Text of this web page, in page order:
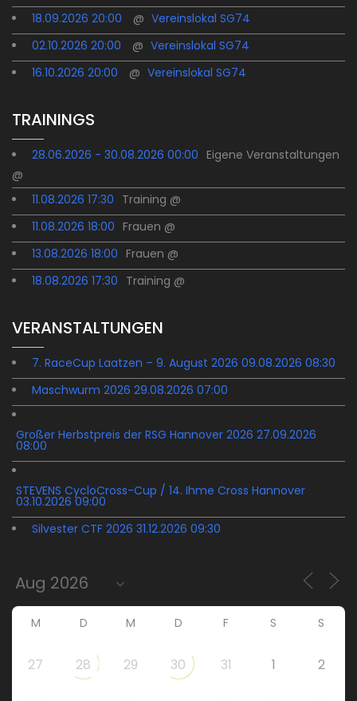
18.09.2026 20:00
@ Vereinslokal SG74
02.10.2026 20:00
@ Vereinslokal SG74
16.10.2026 20:00
@ Vereinslokal SG74
TRAININGS
28.06.2026 - 30.08.2026 00:00 Eigene Veranstaltungen
@
11.08.2026 17:30 Training @
11.08.2026 18:00 Frauen @
13.08.2026 18:00 Frauen @
18.08.2026 17:30 Training @
VERANSTALTUNGEN
7. RaceCup Laatzen – 9. August 2026 09.08.2026 08:30
Maschwurm 2026 29.08.2026 07:00
Großer Herbstpreis der RSG Hannover 2026 27.09.2026
08:00
STEVENS CycloCross-Cup / 14. Ihme Cross Hannover
03.10.2026 09:00
Silvester CTF 2026 31.12.2026 09:30
M D M D F S S
27 28 29 30 31 1 2